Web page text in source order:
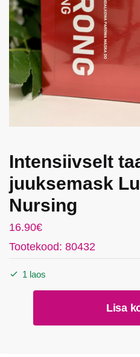
Intensiivselt
juuksemask
Nursing
16.90€
Tootekood: 80432
1 laos
Lisa